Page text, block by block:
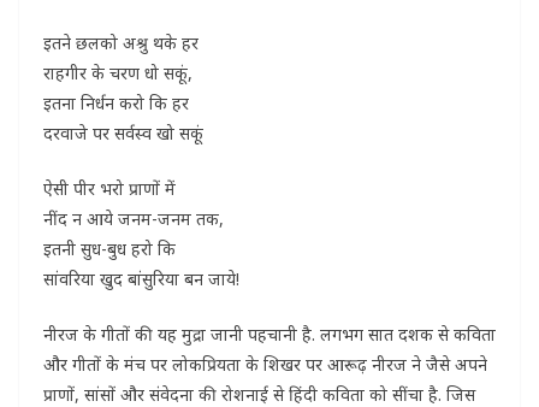
इतने छलको अश्रु थके हर
राहगीर के चरण धो सकूं,
इतना निर्धन करो कि हर
दरवाजे पर सर्वस्व खो सकूं
ऐसी पीर भरो प्राणों में
नींद न आये जनम-जनम तक,
इतनी सुध-बुध हरो कि
सांवरिया खुद बांसुरिया बन जाये!
नीरज के गीतों की यह मुद्रा जानी पहचानी है. लगभग सात दशक से कविता
और गीतों के मंच पर लोकप्रियता के शिखर पर आरूढ़ नीरज ने जैसे अपने
प्राणों, सांसों और संवेदना की रोशनाई से हिंदी कविता को सींचा है. जिस